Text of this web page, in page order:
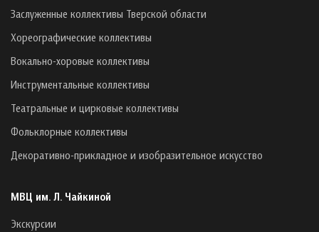
Заслуженные коллективы Тверской области
Хореографические коллективы
Вокально-хоровые коллективы
Инструментальные коллективы
Театральные и цирковые коллективы
Фольклорные коллективы
Декоративно-прикладное и изобразительное искусство
МВЦ им. Л. Чайкиной
Экскурсии